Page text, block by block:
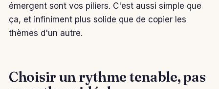
émergent sont vos piliers. C'est aussi simple que
ça, et infiniment plus solide que de copier les
thèmes d'un autre.
Choisir un rythme tenable, pas